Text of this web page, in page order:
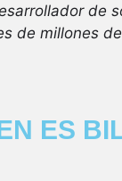
de
de millones
ES